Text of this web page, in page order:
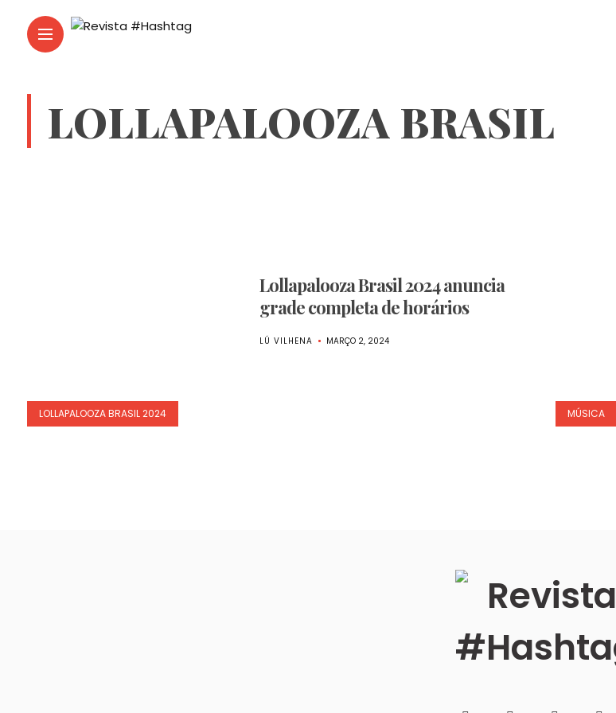
LOLLAPALOOZA BRASIL
LOLLAPALOOZA BRASIL 2024
Lollapalooza Brasil 2024 anuncia
grade completa de horários
LÚ VILHENA MARÇO 2, 2024
MÚSICA